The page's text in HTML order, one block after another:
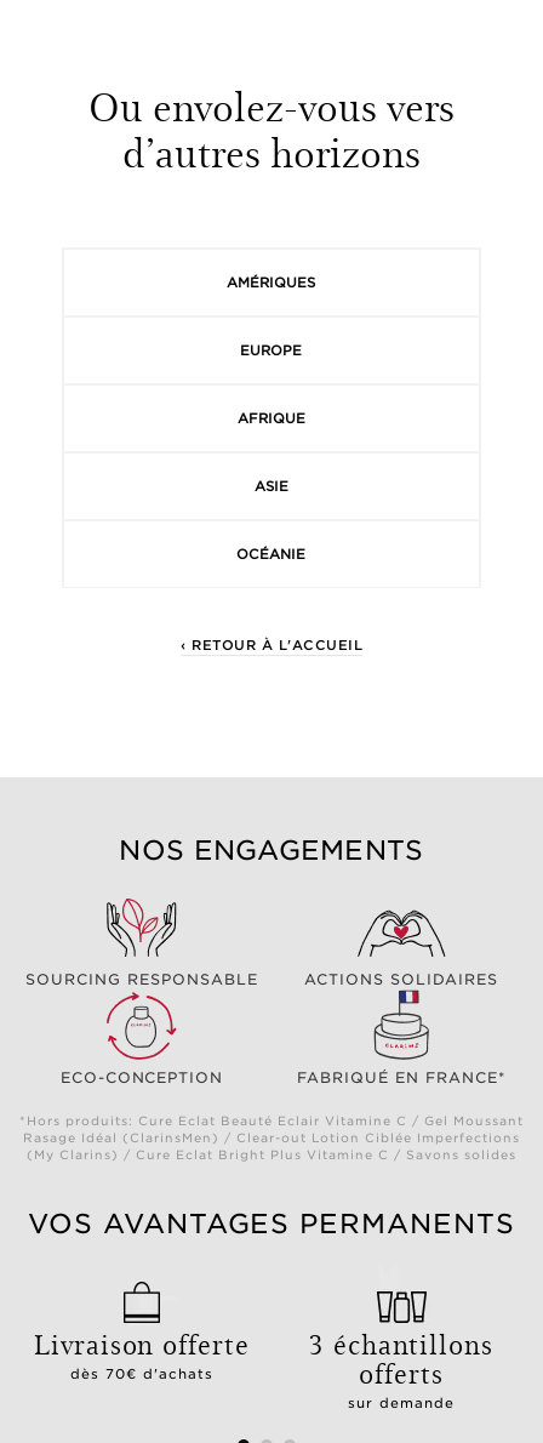
Ou envolez-vous vers
d’autres horizons
AMÉRIQUES
EUROPE
AFRIQUE
ASIE
OCÉANIE
‹ RETOUR À L'ACCUEIL
NOS ENGAGEMENTS
SOURCING RESPONSABLE ACTIONS SOLIDAIRES
ECO-CONCEPTION FABRIQUÉ EN FRANCE*
*Hors produits: Cure Eclat Beauté Eclair Vitamine C / Gel Moussant
Rasage Idéal (ClarinsMen) / Clear-out Lotion Ciblée Imperfections
(My Clarins) / Cure Eclat Bright Plus Vitamine C / Savons solides
VOS AVANTAGES PERMANENTS
Livraison offerte
dès 70€ d'achats
3 échantillons
offerts
sur demande